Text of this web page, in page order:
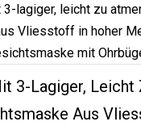
3-Lagiger, Leicht
Aus